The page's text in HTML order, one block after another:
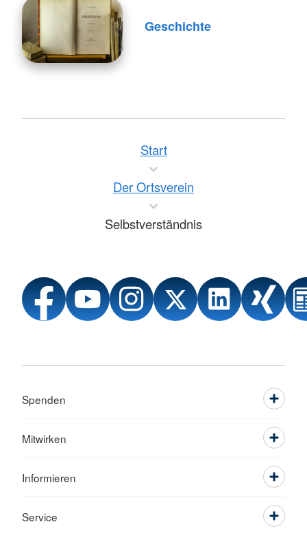
Geschichte
Start
Der Ortsverein
Selbstverständnis
Spenden
Mitwirken
Informieren
Service